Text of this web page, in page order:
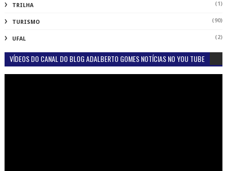
TRILHA (1)
TURISMO (90)
UFAL (2)
VÍDEOS DO CANAL DO BLOG ADALBERTO GOMES NOTÍCIAS NO YOU TUBE